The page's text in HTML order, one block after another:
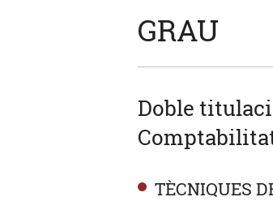
GRAU
Doble
TÈCNIQUES